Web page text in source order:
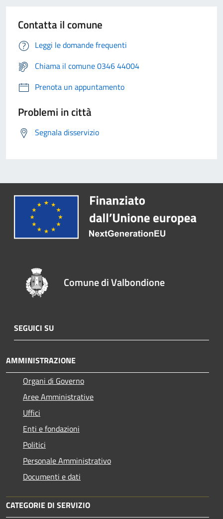
Contatta il comune
Leggi le domande frequenti
Chiama il comune 0346 44004
Prenota un appuntamento
Problemi in città
Segnala disservizio
Comune di Valbondione
SEGUICI SU
AMMINISTRAZIONE
Organi di Governo
Aree Amministrative
Uffici
Enti e fondazioni
Politici
Personale Amministrativo
Documenti e dati
CATEGORIE DI SERVIZIO